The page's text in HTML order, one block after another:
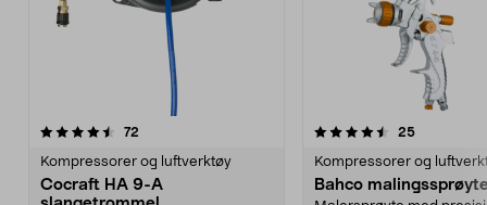
72
Kompressorer og luftverktøy
Cocraft HA 9-A
4.5av 5 stjerner 25
Kompressorer og
Bahco